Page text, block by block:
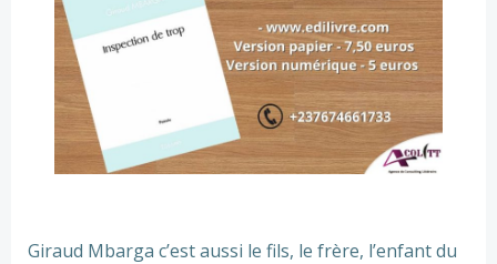
Giraud Mbarga c’est aussi le fils, le frère, l’enfant du